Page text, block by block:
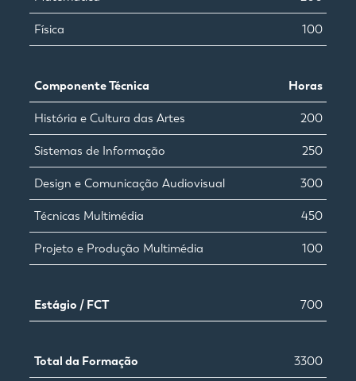
Física 100
Componente Técnica Horas
História e Cultura das Artes 200
Sistemas de Informação 250
Design e Comunicação Audiovisual 300
Técnicas Multimédia 450
Projeto e Produção Multimédia 100
Estágio / FCT 700
Total da Formação 3300